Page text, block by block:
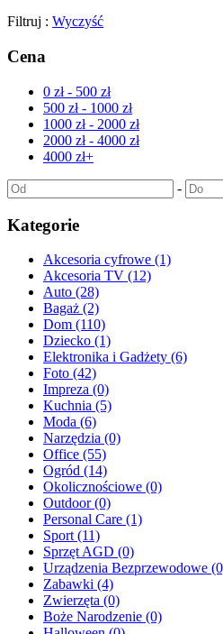
Filtruj : Wyczyść
Cena
0 zł - 500 zł
500 zł - 1000 zł
1000 zł - 2000 zł
2000 zł - 4000 zł
4000 zł+
-
Kategorie
Akcesoria cyfrowe (1)
Akcesoria TV (12)
Auto (28)
Bagaż (2)
Dom (110)
Dziecko (1)
Elektronika i Gadżety (6)
Foto (42)
Impreza (0)
Kuchnia (5)
Moda (6)
Narzędzia (0)
Office (55)
Ogród (14)
Okolicznościowe (0)
Outdoor (0)
Personal Care (1)
Sport (11)
Sprzęt AGD (0)
Urządzenia Bezprzewodowe
Zabawki (4)
Zwierzęta (0)
Boże Narodzenie (0)